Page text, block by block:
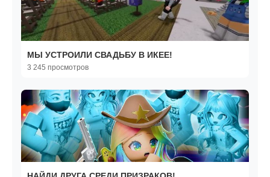
МЫ УСТРОИЛИ СВАДЬБУ В ИКЕЕ!
3 245 просмотров